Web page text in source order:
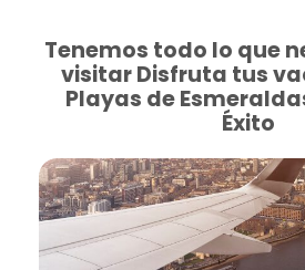
Tenemos todo lo que
visitar Disfruta tus
Playas de
Éxito